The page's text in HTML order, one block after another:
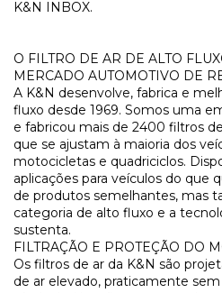
K&N INBOX.
O FILTRO DE AR DE ALTO
MERCADO AUTOMOTIVO DE
A K&N desenvolve, fabrica e
fluxo desde 1969. Somos uma
e fabricou mais de 2400 filtros
que se ajustam à maioria dos
motocicletas e quadriciclos.
aplicações para veículos do que
de produtos semelhantes, mas
categoria de alto fluxo e a
sustenta.
FILTRAÇÃO E PROTEÇÃO DO
Os filtros de ar da K&N são
de ar elevado, praticamente